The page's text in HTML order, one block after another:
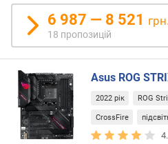
а
к
т
о
а
ч
а
с
т
6 987 — 8 521 грн.
18 пропозицій
Asus ROG
2022 рік ROG
CrossFire